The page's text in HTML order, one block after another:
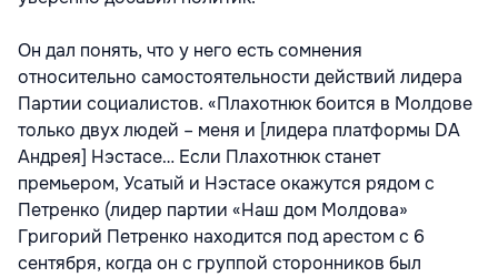
Он дал понять, что у него есть сомнения
относительно самостоятельности действий лидера
Партии социалистов. «Плахотнюк боится в Молдове
только двух людей – меня и [лидера платформы DA
Андрея] Нэстасе… Если Плахотнюк станет
премьером, Усатый и Нэстасе окажутся рядом с
Петренко (лидер партии «Наш дом Молдова»
Григорий Петренко находится под арестом с 6
сентября, когда он с группой сторонников был